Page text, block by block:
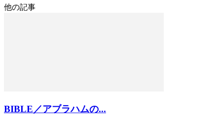
他の記事
BIBLE／アブラハムの...